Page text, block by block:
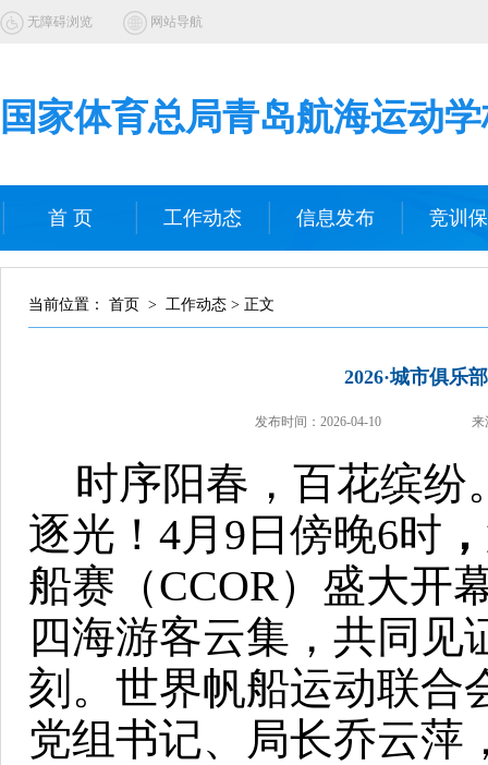
无障碍浏览 网站导航
国家体育总局青岛航海运动
首 页 工作动态 信息发布 竞训
当前位置： 首页 > 工作动态 > 正文
2026·城市俱乐
发布时间： 2026-04-10 来
时序阳春，百花缤纷
逐光！ 4月9日傍晚6时 ，
船赛（CCOR）盛大开
四海游客云集，共同见
刻。 世界帆船运动联合
党组书记、局长乔云萍